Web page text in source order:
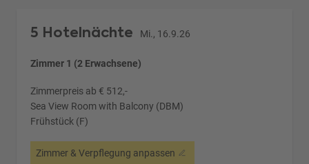
5 Hotelnächte Mi., 16.9.26
Zimmer 1 (2 Erwachsene)
Zimmerpreis ab € 512,-
Sea View Room with Balcony (DBM)
Frühstück (F)
Zimmer & Verpflegung anpassen